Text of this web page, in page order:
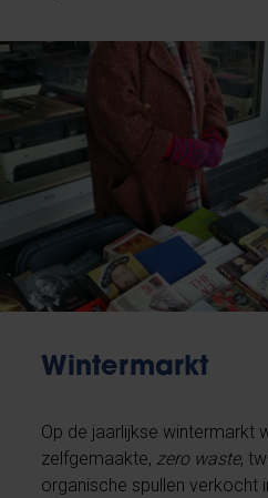
Wintermarkt
Op de jaarlijkse wintermarkt
zelfgemaakte, zero waste,
organische spullen verkocht